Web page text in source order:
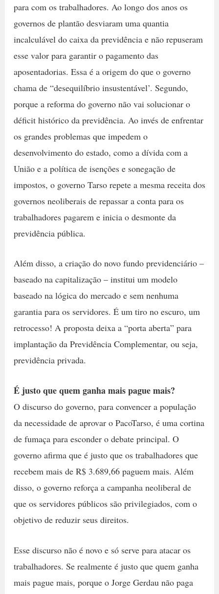
para com os trabalhadores. Ao longo dos anos os
governos de plantão desviaram uma quantia
incalculável do caixa da previdência e não repuseram
esse valor para garantir o pagamento das
aposentadorias. Essa é a origem do que o governo
chama de “desequilíbrio insustentável’. Segundo,
porque a reforma do governo não vai solucionar o
déficit histórico da previdência. Ao invés de enfrentar
os grandes problemas que impedem o
desenvolvimento do estado, como a dívida com a
União e a política de isenções e sonegação de
impostos, o governo Tarso repete a mesma receita dos
governos neoliberais de repassar a conta para os
trabalhadores pagarem e inicia o desmonte da
previdência pública.
Além disso, a criação do novo fundo previdenciário –
baseado na capitalização – institui um modelo
baseado na lógica do mercado e sem nenhuma
garantia para os servidores. É um tiro no escuro, um
retrocesso! A proposta deixa a “porta aberta” para
implantação da Previdência Complementar, ou seja,
previdência privada.
É justo que quem ganha mais pague mais?
O discurso do governo, para convencer a população
da necessidade de aprovar o PacoTarso, é uma cortina
de fumaça para esconder o debate principal. O
governo afirma que é justo que os trabalhadores que
recebem mais de R$ 3.689,66 paguem mais. Além
disso, o governo reforça a campanha neoliberal de
que os servidores públicos são privilegiados, com o
objetivo de reduzir seus direitos.
Esse discurso não é novo e só serve para atacar os
trabalhadores. Se realmente é justo que quem ganha
mais pague mais, porque o Jorge Gerdau não paga